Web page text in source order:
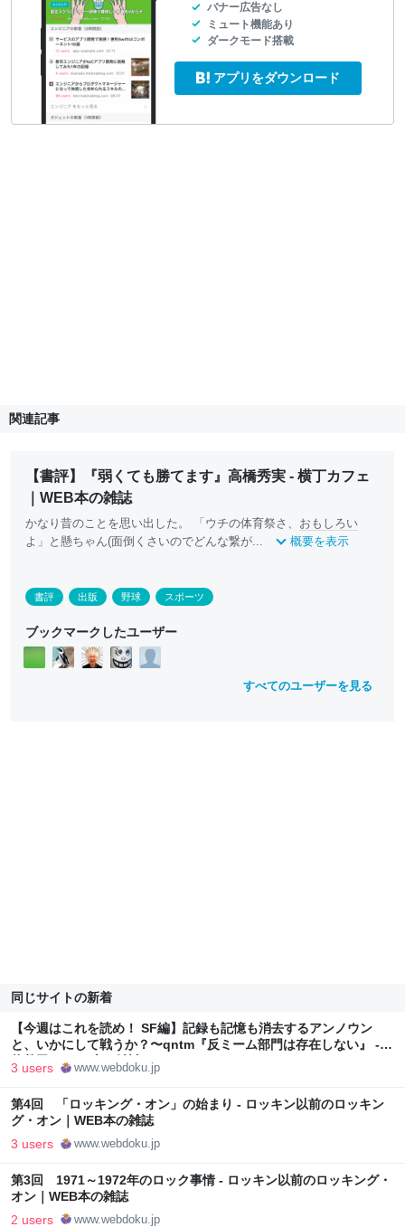
バナー広告なし
ミュート機能あり
ダークモード搭載
アプリをダウンロード
関連記事
【書評】『弱くても勝てます』高橋秀実 - 横丁カフェ
｜WEB本の雑誌
かなり昔のことを思い出した。 「ウチの体育祭さ、 おもしろい
よ」と懸ちゃん(面倒くさいのでどんな繋が...
概要を表示
書評 出版 野球 スポーツ
ブックマークしたユーザー
すべてのユーザーを見る
同じサイトの新着
【今週はこれを読め！ SF編】記録も記憶も消去するアンノウン
と、いかにして戦うか？〜qntm『反ミーム部門は存在しない』 -
牧眞司｜WEB本の雑誌
3 users www.webdoku.jp
第4回 「ロッキング・オン」の始まり - ロッキン以前のロッキン
グ・オン｜WEB本の雑誌
3 users www.webdoku.jp
第3回 1971～1972年のロック事情 - ロッキン以前のロッキング・
オン｜WEB本の雑誌
2 users www.webdoku.jp